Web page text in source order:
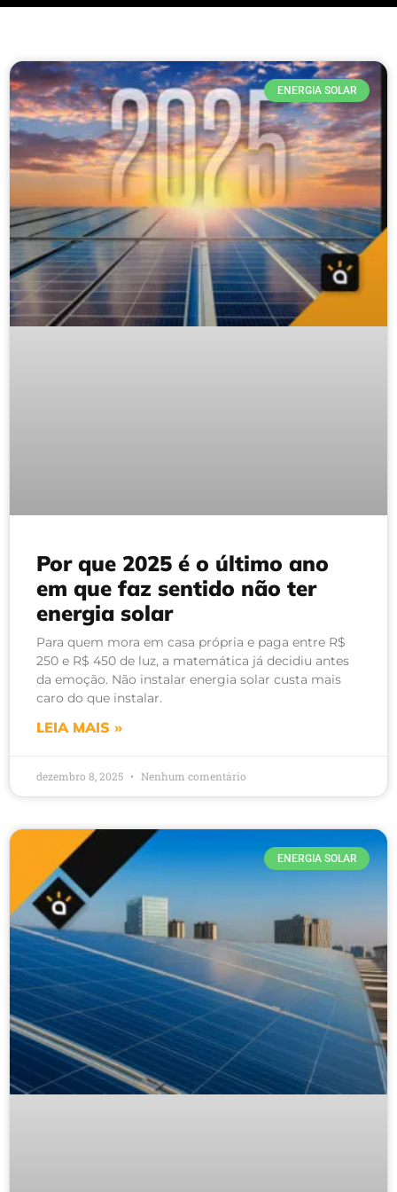
ENERGIA SOLAR
Por que 2025 é o último ano
em que faz sentido não ter
energia solar
Para quem mora em casa própria e paga entre R$
250 e R$ 450 de luz, a matemática já decidiu antes
da emoção. Não instalar energia solar custa mais
caro do que instalar.
LEIA MAIS »
dezembro 8, 2025 Nenhum comentário
ENERGIA SOLAR